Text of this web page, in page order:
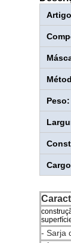
Peso:
- Sarja